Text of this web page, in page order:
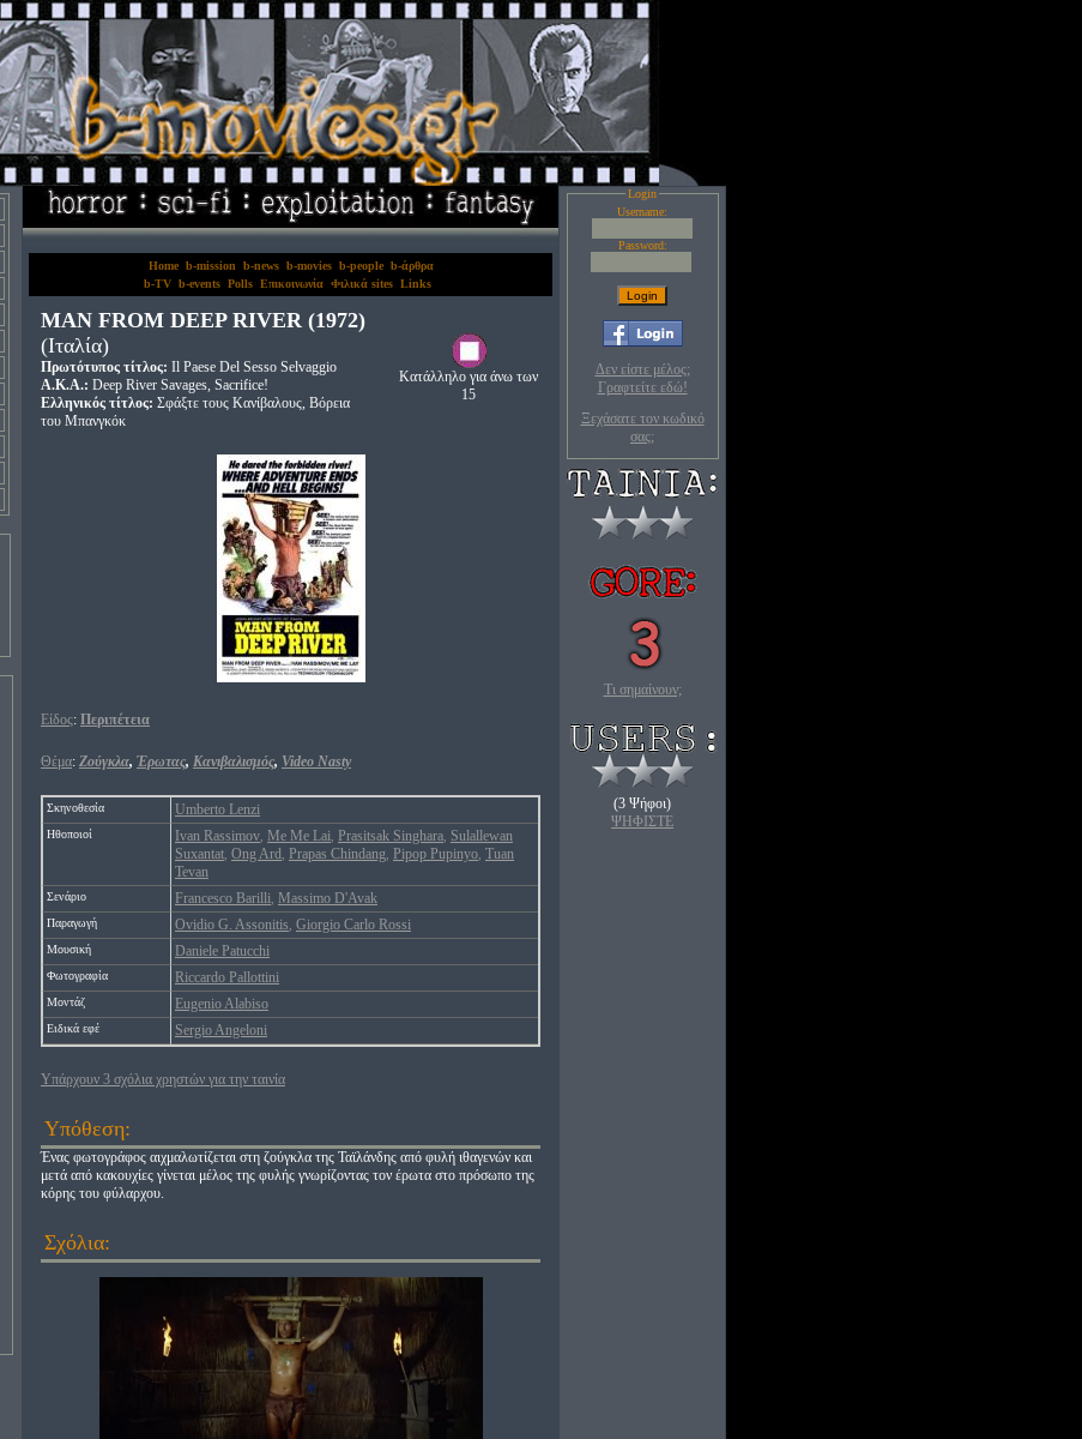
Home b-mission b-news b-movies b-people b-άρθρα
b-TV b-events Polls Επικοινωνία Φιλικά sites Links
MAN FROM DEEP RIVER (1972)
(Ιταλία)
Πρωτότυπος τίτλος: Il Paese Del Sesso Selvaggio
A.K.A.: Deep River Savages, Sacrifice!
Ελληνικός τίτλος: Σφάξτε τους Κανίβαλους, Βόρεια
του Μπανγκόκ
Κατάλληλο για άνω των
15
Είδος: Περιπέτεια
Θέμα: Ζούγκλα, Έρωτας, Κανιβαλισμός, Video Nasty
Σκηνοθεσία Umberto Lenzi
Ηθοποιοί Ivan Rassimov Me Me Lai Prasitsak Singhara Sulallewan
Suxantat Ong Ard Prapas Chindang Pipop Pupinyo Tuan
Tevan
Σενάριο Francesco Barilli Massimo D'Avak
Παραγωγή Ovidio G. Assonitis Giorgio Carlo Rossi
Μουσική Daniele Patucchi
Φωτογραφία Riccardo Pallottini
Μοντάζ Eugenio Alabiso
Ειδικά εφέ Sergio Angeloni
Υπάρχουν 3 σχόλια χρηστών για την ταινία
Υπόθεση:
Ένας φωτογράφος αιχμαλωτίζεται στη ζούγκλα της Ταϊλάνδης από φυλή ιθαγενών και
μετά από κακουχίες γίνεται μέλος της φυλής γνωρίζοντας τον έρωτα στο πρόσωπο της
κόρης του φύλαρχου.
Σχόλια:
Login
Username:
Password:
Δεν είστε μέλος;
Γραφτείτε εδώ!
Ξεχάσατε τον κωδικό
σας;
Τι σημαίνουν;
(3 Ψήφοι)
ΨΗΦΙΣΤΕ